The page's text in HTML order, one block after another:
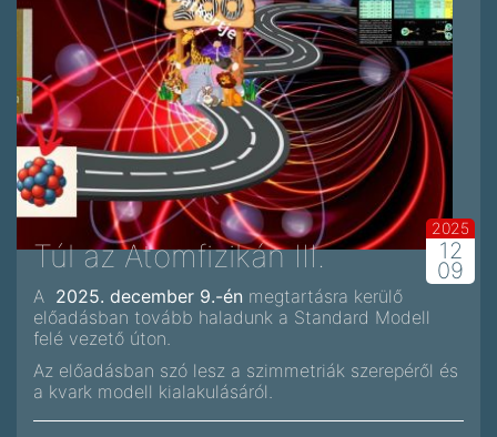
2025
12
09
Túl az Atomfizikán III.
A 2025. december 9.-én megtartásra kerülő
előadásban tovább haladunk a Standard Modell
felé vezető úton.
Az előadásban szó lesz a szimmetriák szerepéről és
a kvark modell kialakulásáról.